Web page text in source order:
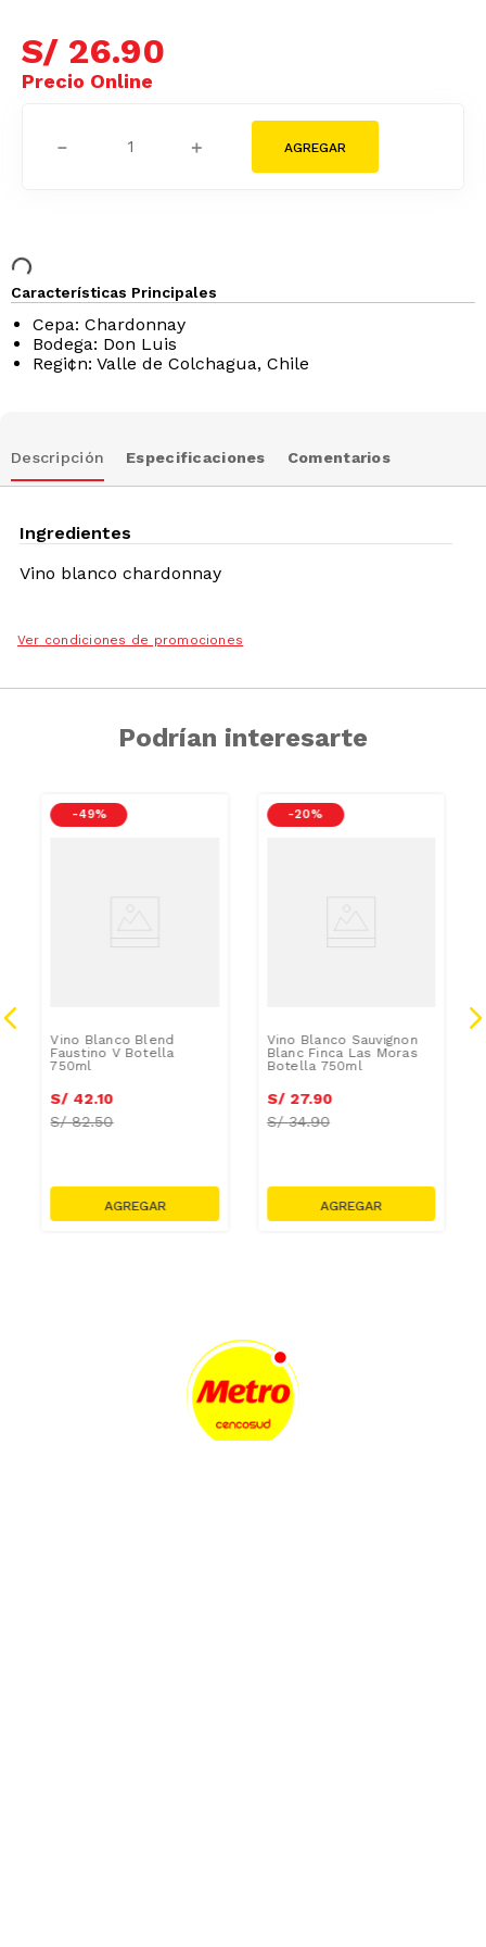
S/ 26.90
＋
－
Características Principales
Cepa: Chardonnay
Bodega: Don Luis
Regi¢n: Valle de Colchagua, Chile
Descripción Especificaciones Comentarios
Ingredientes
Vino blanco chardonnay
Ver condiciones de promociones
Podrían interesarte
-49 %
Vino Blanco Blend
Faustino V Botella
750ml
S/ 42.10
S/82.50
-20 %
Vino Blanco Sauvignon
Blanc Finca Las Moras
Botella 750ml
S/ 27.90
S/34.90